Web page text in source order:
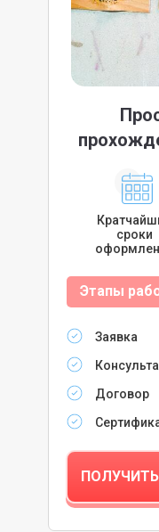
сроки
Заявка
Этапы
Договор